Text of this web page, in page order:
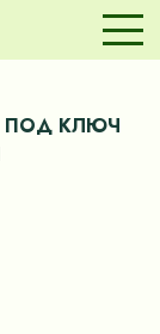
ПОД КЛЮЧ